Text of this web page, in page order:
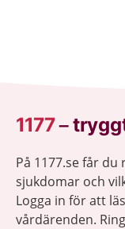
1177–
På 1177.se får
sjukdomar och
Logga in för att
vårdärenden.